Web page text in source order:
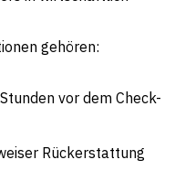
gehören:
vor dem Check-
Rückerstattung